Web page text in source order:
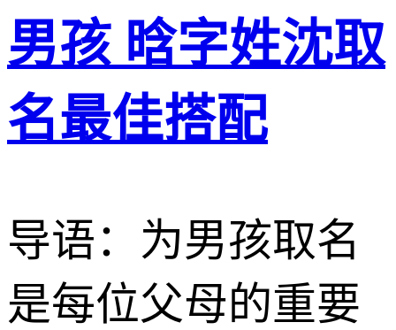
男孩 晗字姓沈取
名最佳搭配
导语：为男孩取名
是每位父母的重要